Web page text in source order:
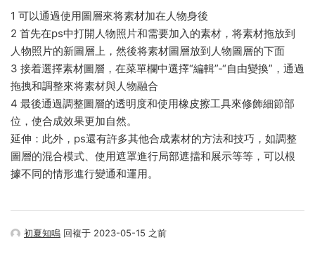
1 可以通過使用圖層來将素材加在人物身後
2 首先在ps中打開人物照片和需要加入的素材，将素材拖放到
人物照片的新圖層上，然後将素材圖層放到人物圖層的下面
3 接着選擇素材圖層，在菜單欄中選擇“編輯”-“自由變換”，通過
拖拽和調整來将素材與人物融合
4 最後通過調整圖層的透明度和使用橡皮擦工具來修飾細節部
位，使合成效果更加自然。
延伸：此外，ps還有許多其他合成素材的方法和技巧，如調整
圖層的混合模式、使用遮罩進行局部遮擋和展示等等，可以根
據不同的情形進行變通和運用。
初夏知鳴 回複于 2023-05-15 之前